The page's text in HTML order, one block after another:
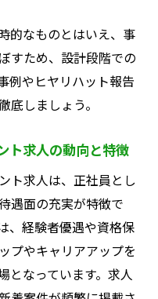
職する際の現場経
ト求人の最新ニー
的なものとはいえ、事
すため、設計段階での
例やヒヤリハット報告
底しましょう。
ト求人の動向と特徴
ト求人は、正社員とし
遇面の充実が特徴で
、経験者優遇や資格保
プやキャリアアップを
となっています。求人